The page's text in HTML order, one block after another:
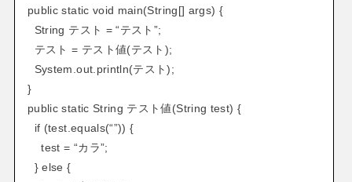
public static void main(String[] args) {
String テスト = “テスト”;
テスト = テスト値(テスト);
System.out.println(テスト);
}
public static String テスト値(String test) {
if (test.equals(“”)) {
test = “カラ”;
} else {